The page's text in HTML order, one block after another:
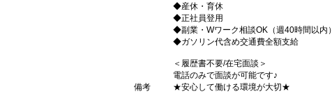
◆産休・育休
◆正社員登用
◆副業・Wワーク相談OK（週40時間以内）
◆ガソリン代含め交通費全額支給
＜履歴書不要/在宅面談＞
電話のみで面談が可能です♪
備考
★安心して働ける環境が大切★